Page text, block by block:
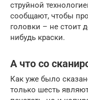
струйной
сообщают, чтобы
головки – не стоит
нибудь краски.
А что со
Как уже было
только шесть